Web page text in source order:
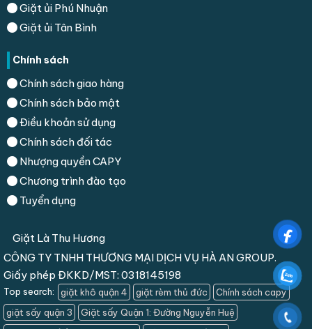
Giặt ủi Phú Nhuận
Giặt ủi Tân Bình
Chính sách
Chính sách giao hàng
Chính sách bảo mật
Điều khoản sử dụng
Chính sách đối tác
Nhượng quyền CAPY
Chương trình đào tạo
Tuyển dụng
Giặt Là Thu Hương
CÔNG TY TNHH THƯƠNG MẠI DỊCH VỤ HÀ AN GROUP.
Giấy phép ĐKKD/MST: 0318145198
Top search: giặt khô quận 4 giặt rèm thủ đức
Chính sách capy
giặt sấy quận 3
Giặt sấy Quận 1: Đường Nguyễn Huệ